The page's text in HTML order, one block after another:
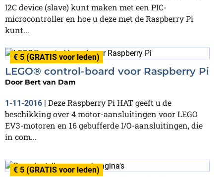
I2C device (slave) kunt maken met een PIC-
microcontroller en hoe u deze met de Raspberry Pi
kunt...
€ 5 (GRATIS voor leden)
LEGO® control-board voor Raspberry Pi
Door Bert van Dam
1-11-2016 | Deze Raspberry Pi HAT geeft u de
beschikking over 4 motor-aansluitingen voor LEGO
EV3-motoren en 16 gebufferde I/O-aansluitingen, die
in com...
€ 5 (GRATIS voor leden)